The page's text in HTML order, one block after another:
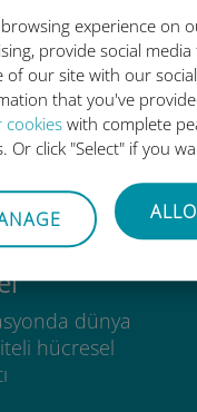
experience on
provide social
our site with our
that you've
cookies with complete
Or click "Select" if you
eSIM
dünya
hücresel